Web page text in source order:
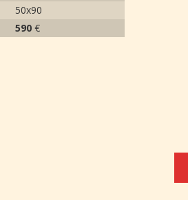
50x90
590 €